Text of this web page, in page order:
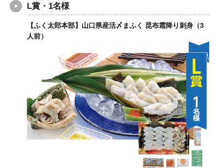
L賞・1名様
【ふく太郎本部】山口県産活〆まふく 昆布霜降り刺身（3
人前）